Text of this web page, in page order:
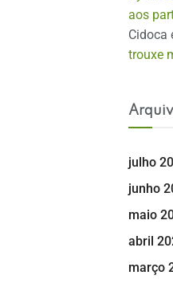
aos
Cidoca
trouxe
julho
junho
maio
abril
março